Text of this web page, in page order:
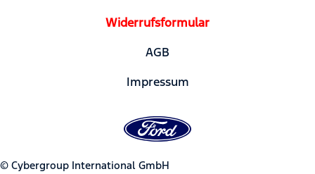
Widerrufsformular
AGB
Impressum
© Cybergroup International GmbH